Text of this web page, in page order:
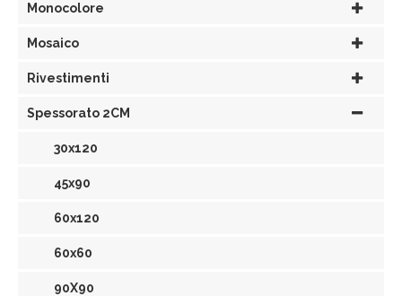
Monocolore
Mosaico
Rivestimenti
Spessorato 2CM
30x120
45x90
60x120
60x60
90X90